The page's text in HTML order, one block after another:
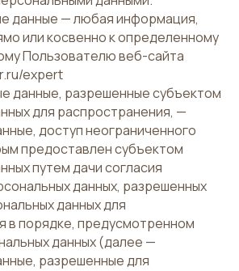
данные — любая информация,
или косвенно к определенному
Пользователю веб-сайта
expert
данные, разрешенные субъектом
для распространения, —
доступ неограниченного
предоставлен субъектом
путем дачи согласия
данных, разрешенных
данных для
в порядке, предусмотренном
данных (далее —
разрешенные для